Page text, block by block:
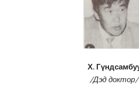
Х.
/Дэд доктор/